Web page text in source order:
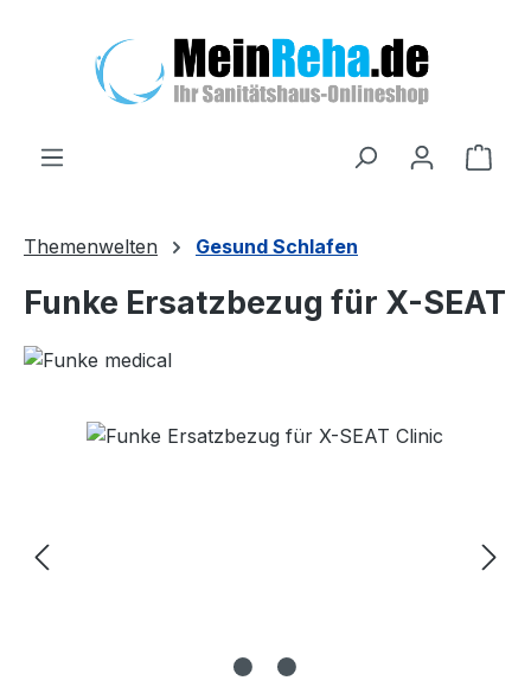
Themenwelten Gesund Schlafen
Funke Ersatzbezug für X-SEAT
Bildergalerie überspringen